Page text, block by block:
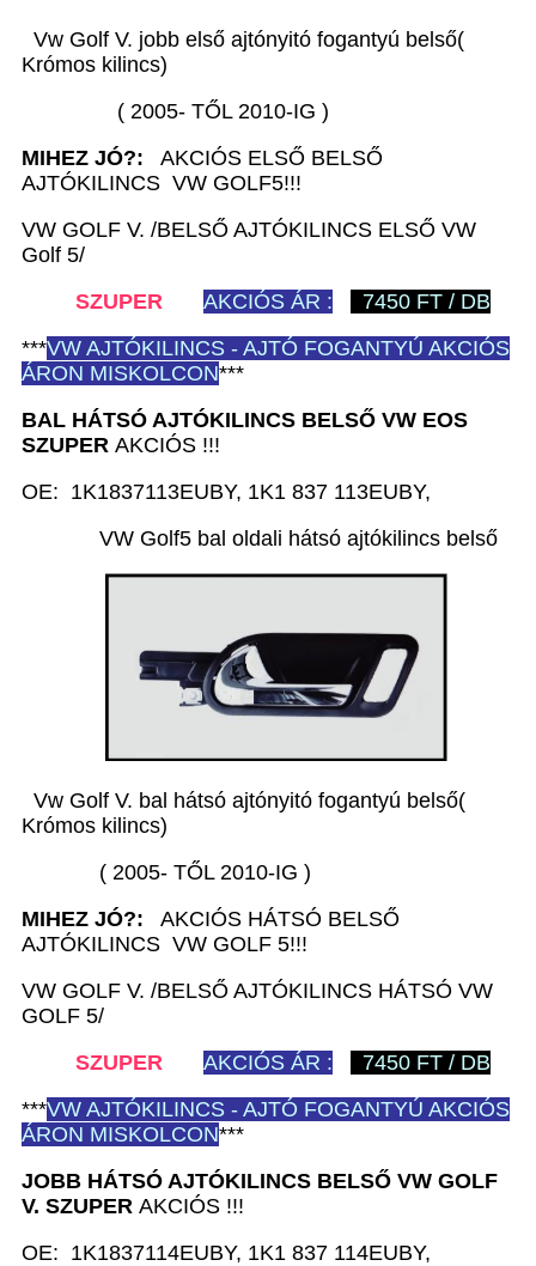
Vw Golf V. jobb első ajtónyitó fogantyú belső(
Krómos kilincs)
( 2005- TŐL 2010-IG )
MIHEZ JÓ?: AKCIÓS ELSŐ BELSŐ
AJTÓKILINCS VW GOLF5!!!
VW GOLF V. /BELSŐ AJTÓKILINCS ELSŐ VW
Golf 5/
SZUPER
AKCIÓS ÁR :
7450 FT / DB
***VW AJTÓKILINCS - AJTÓ FOGANTYÚ AKCIÓS
ÁRON MISKOLCON***
BAL HÁTSÓ AJTÓKILINCS BELSŐ VW EOS
SZUPER AKCIÓS !!!
OE: 1K1837113EUBY, 1K1 837 113EUBY,
VW Golf5 bal oldali hátsó ajtókilincs belső
Vw Golf V. bal hátsó ajtónyitó fogantyú belső(
Krómos kilincs)
( 2005- TŐL 2010-IG )
MIHEZ JÓ?: AKCIÓS HÁTSÓ BELSŐ
AJTÓKILINCS VW GOLF 5!!!
VW GOLF V. /BELSŐ AJTÓKILINCS HÁTSÓ VW
GOLF 5/
SZUPER
AKCIÓS ÁR :
7450 FT / DB
***VW AJTÓKILINCS - AJTÓ FOGANTYÚ AKCIÓS
ÁRON MISKOLCON***
JOBB HÁTSÓ AJTÓKILINCS BELSŐ VW GOLF
V. SZUPER AKCIÓS !!!
OE: 1K1837114EUBY, 1K1 837 114EUBY,